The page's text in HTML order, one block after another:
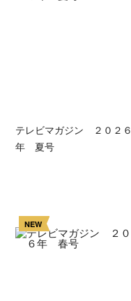
テレビマガジン ２０２６
年 夏号
NEW